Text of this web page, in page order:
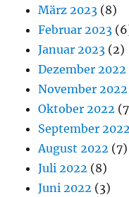
März 2023 (8)
Februar 2023
Januar 2023 (2)
Dezember 2022
November 2022
Oktober 2022
September 2022
August 2022 (7)
Juli 2022 (8)
Juni 2022 (3)